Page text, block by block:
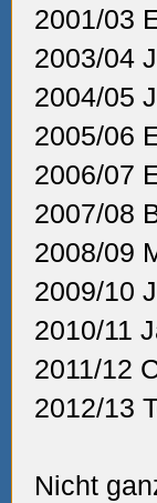
2001/03
2003/04
2004/05
2005/06
2006/07
2007/08
2008/09
2009/10
2010/11
2011/12
2012/13
Nicht